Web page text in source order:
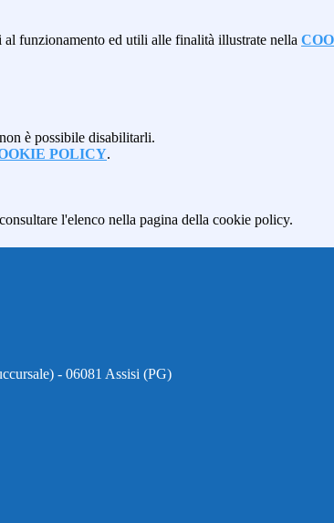
funzionamento ed utili alle finalità illustrate nella
è possibile disabilitarli.
POLICY.
l'elenco nella pagina della cookie policy.
- 06081 Assisi (PG)